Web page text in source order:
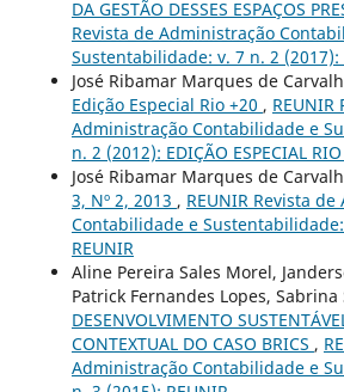
DA GESTÃO DESSES ESPAÇOS
Revista de Administração
Sustentabilidade: v. 7 n. 2 (2017):
José Ribamar Marques de
Edição Especial Rio +20 , REUNIR
Administração Contabilidade e
n. 2 (2012): EDIÇÃO ESPECIAL
José Ribamar Marques de
3, Nº 2, 2013 , REUNIR Revista
Contabilidade e
REUNIR
Aline Pereira Sales Morel,
Patrick Fernandes Lopes, Sabrina
DESENVOLVIMENTO
CONTEXTUAL DO CASO BRICS ,
Administração Contabilidade e